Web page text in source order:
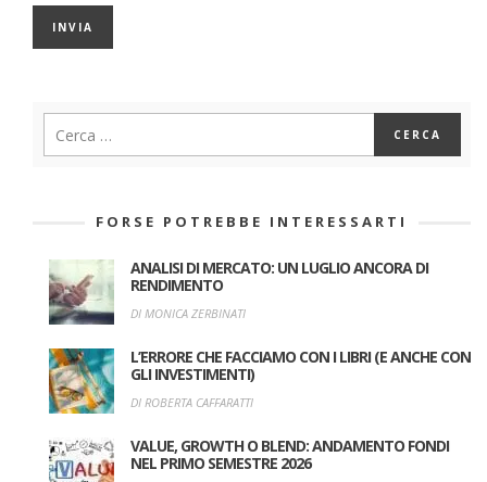
FORSE POTREBBE INTERESSARTI
ANALISI DI MERCATO: UN LUGLIO ANCORA DI
RENDIMENTO
DI MONICA ZERBINATI
L’ERRORE CHE FACCIAMO CON I LIBRI (E ANCHE CON
GLI INVESTIMENTI)
DI ROBERTA CAFFARATTI
VALUE, GROWTH O BLEND: ANDAMENTO FONDI
NEL PRIMO SEMESTRE 2026